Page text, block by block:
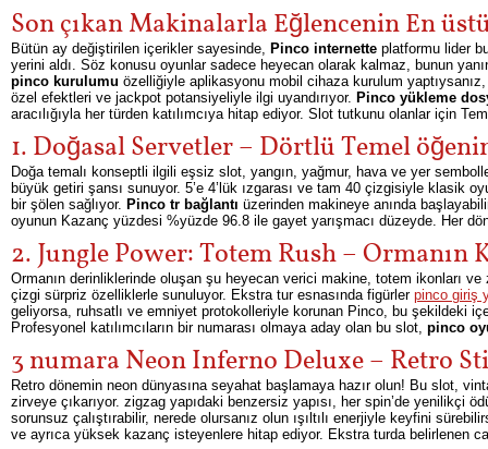
Son çıkan Makinalarla Eğlencenin En
Bütün ay değiştirilen içerikler sayesinde, Pinco internette platformu lider
yerini aldı. Söz konusu oyunlar sadece heyecan olarak kalmaz, bunun
pinco kurulumu özelliğiyle aplikasyonu mobil cihaza kurulum
özel efektleri ve jackpot potansiyeliyle ilgi uyandırıyor. Pinco yükleme
aracılığıyla her türden katılımcıya hitap ediyor. Slot tutkunu olanlar için
1. Doğasal Servetler – Dörtlü Temel
Doğa temalı konseptli ilgili eşsiz slot, yangın, yağmur, hava ve yer
büyük getiri şansı sunuyor. 5’e 4’lük ızgarası ve tam 40 çizgisiyle klasik
bir şölen sağlıyor. Pinco tr bağlantı üzerinden makineye anında
oyunun Kazanç yüzdesi %yüzde 96.8 ile gayet yarışmacı düzeyde. Her
2. Jungle Power: Totem Rush – Ormanın
Ormanın derinliklerinde oluşan şu heyecan verici makine, totem ikonları
çizgi sürpriz özelliklerle sunuluyor. Ekstra tur esnasında figürler pinco giriş
geliyorsa, ruhsatlı ve emniyet protokolleriyle korunan Pinco, bu şekildeki
Profesyonel katılımcıların bir numarası olmaya aday olan bu slot, pinco
3 numara Neon Inferno Deluxe – Retro
Retro dönemin neon dünyasına seyahat başlamaya hazır olun! Bu slot,
zirveye çıkarıyor. zigzag yapıdaki benzersiz yapısı, her spin’de yenilikçi
sorunsuz çalıştırabilir, nerede olursanız olun ışıltılı enerjiyle keyfini
ve ayrıca yüksek kazanç isteyenlere hitap ediyor. Ekstra turda belirlenen